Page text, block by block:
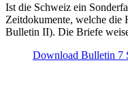
Ist die Schweiz ein
Zeitdokumente, welche die
Bulletin II). Die Briefe
Download Bulletin 7